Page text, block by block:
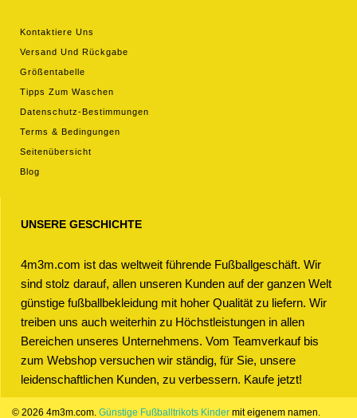
Kontaktiere Uns
Versand Und Rückgabe
Größentabelle
Tipps Zum Waschen
Datenschutz-Bestimmungen
Terms & Bedingungen
Seitenübersicht
Blog
UNSERE GESCHICHTE
4m3m.com ist das weltweit führende Fußballgeschäft. Wir
sind stolz darauf, allen unseren Kunden auf der ganzen Welt
günstige fußballbekleidung mit hoher Qualität zu liefern. Wir
treiben uns auch weiterhin zu Höchstleistungen in allen
Bereichen unseres Unternehmens. Vom Teamverkauf bis
zum Webshop versuchen wir ständig, für Sie, unsere
leidenschaftlichen Kunden, zu verbessern. Kaufe jetzt!
© 2026 4m3m.com. Günstige Fußballtrikots Kinder mit eigenem namen.